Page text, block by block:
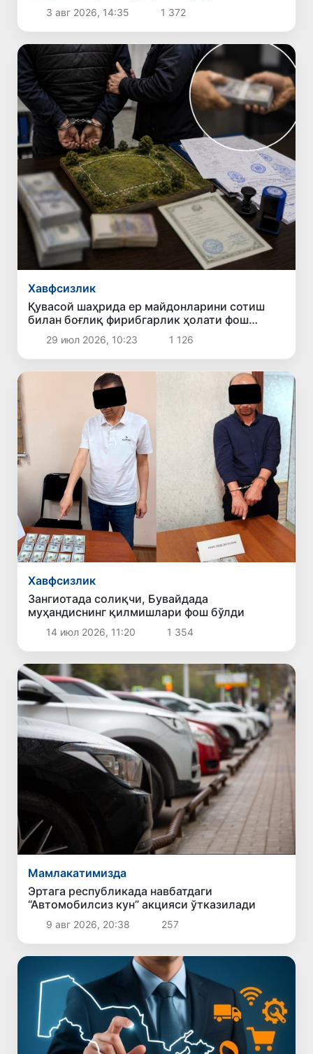
3 авг 2026, 14:35 1 372
Хавфсизлик
Қувасой шаҳрида ер майдонларини сотиш
билан боғлиқ фирибгарлик ҳолати фош
этилди29 июл 2026, 10:23 1 126
Хавфсизлик
Зангиотада солиқчи, Бувайдада
муҳандиснинг қилмишлари фош бўлди
14 июл 2026, 11:20 1 354
Мамлакатимизда
Эртага республикада навбатдаги
“Автомобилсиз кун” акцияси ўтказилади
9 авг 2026, 20:38 257